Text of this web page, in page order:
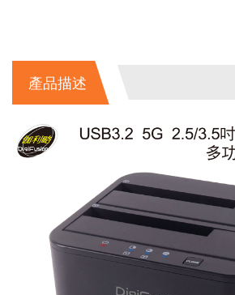
產品描述